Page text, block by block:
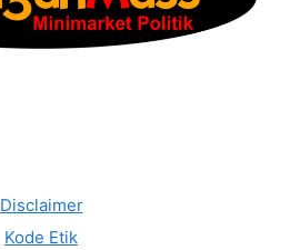
Disclaimer
Kode Etik